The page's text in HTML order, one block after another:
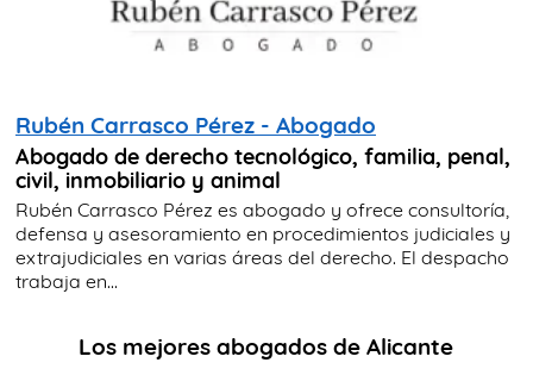
Rubén Carrasco Pérez - Abogado
Abogado de derecho tecnológico, familia, penal,
civil, inmobiliario y animal
Rubén Carrasco Pérez es abogado y ofrece consultoría,
defensa y asesoramiento en procedimientos judiciales y
extrajudiciales en varias áreas del derecho. El despacho
trabaja en...
Los mejores abogados de Alicante